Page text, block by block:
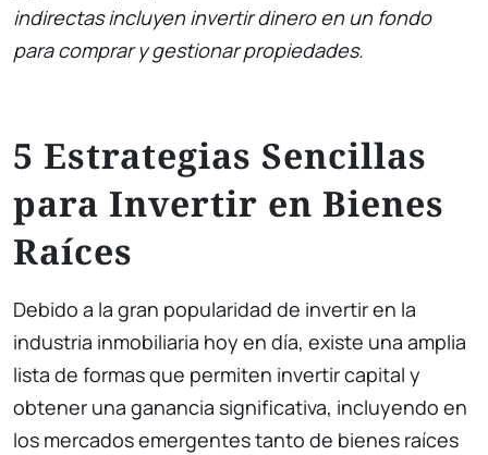
indirectas incluyen invertir dinero en un fondo
para comprar y gestionar propiedades.
5 Estrategias Sencillas
para Invertir en Bienes
Raíces
Debido a la gran popularidad de invertir en la
industria inmobiliaria hoy en día, existe una amplia
lista de formas que permiten invertir capital y
obtener una ganancia significativa, incluyendo en
los mercados emergentes tanto de bienes raíces